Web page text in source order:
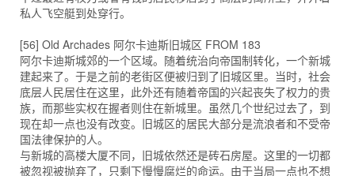
私人飞空艇到处穿行。
[56] Old Archades 阿尔卡迪斯旧城区 FROM 183
阿尔卡迪斯城郊的一个区域。随着统治向帝国制转化，一个新城
建起来了。于是之前的老街区便被归到了旧城区里。当时，社会
底层人民居住在这里，此外还有随着帝国的兴起丧失了权力的贵
族，而那些实权在握者则住在新城里。虽然几个世纪过去了，到
现在却一点也没有改变。旧城区的居民大部分是流浪者和不受帝
国法律保护的人。
与新城的高楼大厦不同，旧城依然还是砖石房屋。这里的一切都
被忽视被抛弃了，只剩下慢慢腐烂的命运。由于当局一点也不想